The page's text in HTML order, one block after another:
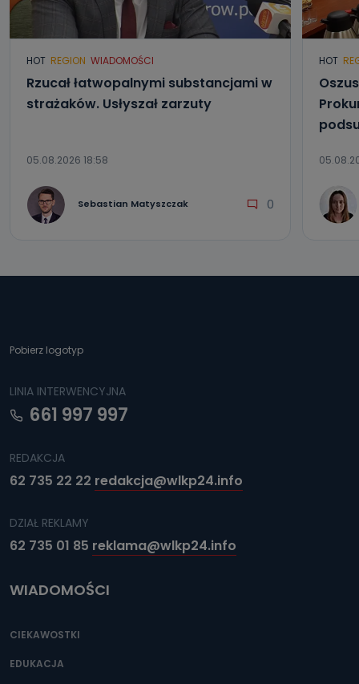
HOT REGION WIADOMOŚCI
Rzucał łatwopalnymi substancjami w
strażaków. Usłyszał zarzuty
05.08.2026 18:58
Sebastian Matyszczak 0
HOT
Pobierz logotyp
LINIA INTERWENCYJNA
661 997 997
REDAKCJA
62 735 22 22 redakcja@wlkp24.info
DZIAŁ REKLAMY
62 735 01 85 reklama@wlkp24.info
WIADOMOŚCI
CIEKAWOSTKI
EDUKACJA